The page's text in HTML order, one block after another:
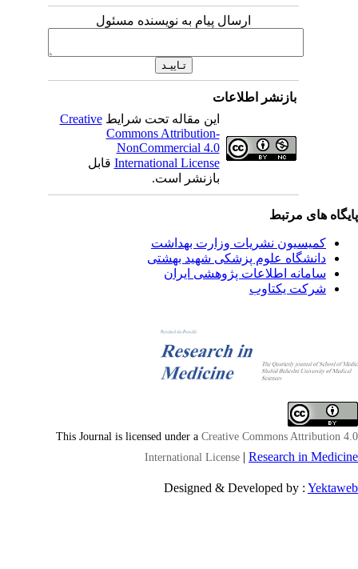
ارسال پیام به نویسنده مسئول
بازنشر اطلاعات
این مقاله تحت شرایطCreative
Commons Attribution-
NonCommercial 4.0
International Licenseقابل
بازنشر است.
های مرتبط
کمیسیون نشریات وزارت بهداشت
دانشگاه علوم پزشکی شهید بهشتی
سامانه اطلاعات پژوهشی ایران
شرکت یکتاوب
This Journal is licensed under aCreative Commons Attribution
International License|Research in
Designed & Developed by :